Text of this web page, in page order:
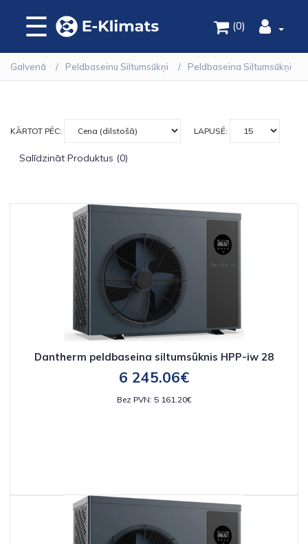
☰ (0)
Galvenā Peldbaseinu Siltumsūkņi Peldbaseina Siltumsūkņi
KĀRTOT PĒC: LAPUSĒ:
Salīdzināt Produktus (0)
Dantherm peldbaseina siltumsūknis HPP-iw 28
6 245.06€
Bez PVN: 5 161.20€